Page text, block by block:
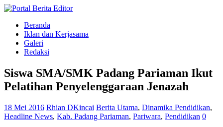
Beranda
Iklan dan Kerjasama
Galeri
Redaksi
Siswa SMA/SMK Padang Pariaman Ikut
Pelatihan Penyelenggaraan Jenazah
18 Mei 2016 Rhian DKincai Berita Utama, Dinamika Pendidikan,
Headline News, Kab. Padang Pariaman, Pariwara, Pendidikan 0